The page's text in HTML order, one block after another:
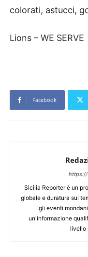
colorati, astucci,
Lions – WE SERVE
Facebook
https://
Sicilia Reporter è un
globale e duratura sui
gli eventi
un'informazione
livello